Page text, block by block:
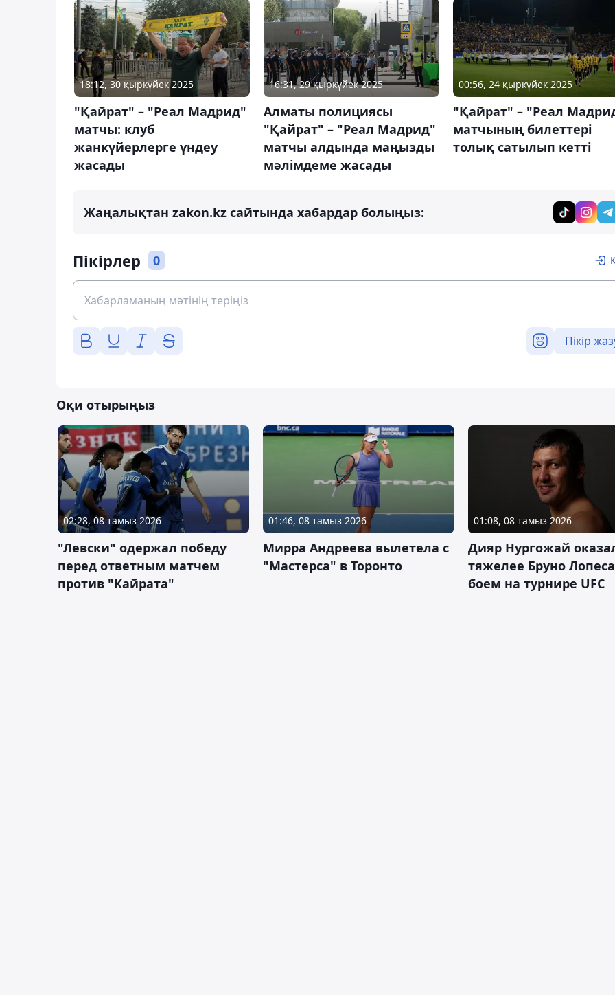
18:12, 30 қыркүйек 2025
"Қайрат" – "Реал Мадрид"
матчы: клуб
жанкүйерлерге үндеу
жасады
16:31, 29 қыркүйек 2025
Алматы полициясы
"Қайрат" – "Реал Мадрид"
матчы алдында маңызды
мәлімдеме жасады
00:56, 24 қыркүйек 2025
"Қайрат" – "Реал
матчының билеттері
толық сатылып кетті
Жаңалықтан zakon.kz сайтында хабардар болыңыз:
Пікірлер 0
Пікір
Оқи отырыңыз
02:28, 08 тамыз 2026
"Левски" одержал победу
перед ответным матчем
против "Кайрата"
01:46, 08 тамыз 2026
Мирра Андреева вылетела с
"Мастерса" в Торонто
01:08, 08 тамыз 2026
Дияр Нургожай
тяжелее Бруно
боем на турнире UFC